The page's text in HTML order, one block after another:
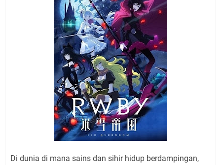
Di dunia di mana sains dan sihir hidup berdampingan,